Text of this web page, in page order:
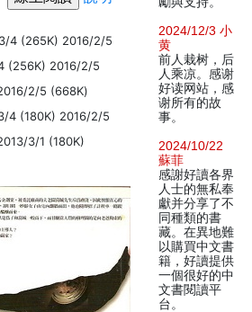
4 (265K) 2016/2/5
(256K) 2016/2/5
2/5 (668K)
4 (180K) 2016/2/5
3/1 (180K)
2024/12/3 小
黄
前人栽树，后
人乘凉。感谢
好读网站，感
谢所有的故
事。
2024/10/22
蘇菲
感謝好讀各界
人士的無私奉
獻并分享了不
同種類的書
藏。在異地難
以購買中文書
籍，好讀提供
一個很好的中
文書閱讀平
台。